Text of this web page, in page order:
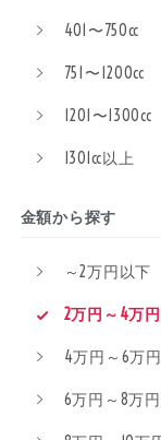
401〜750cc
751〜1200cc
1201〜1300cc
1301cc以上
金額から探す
～2万円以下
2万円～4万
4万円～6万
6万円～8万